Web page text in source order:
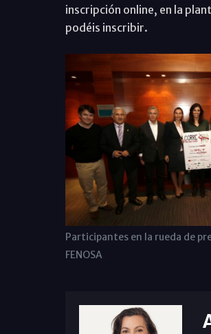
inscripción online, en la
podéis inscribir.
Participantes en la rueda de
FENOSA